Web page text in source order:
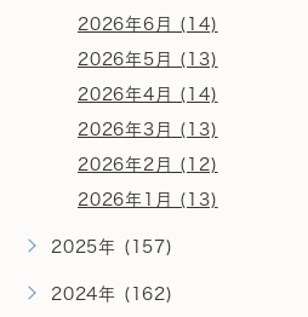
2026年6月 (14)
2026年5月 (13)
2026年4月 (14)
2026年3月 (13)
2026年2月 (12)
2026年1月 (13)
2025年 (157)
2024年 (162)